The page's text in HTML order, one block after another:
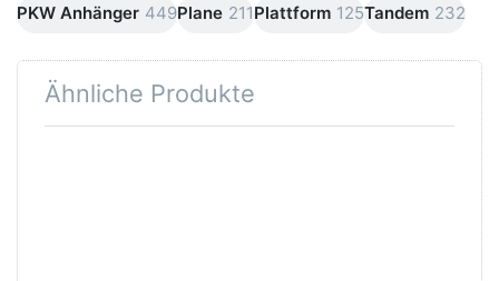
PKW Anhänger 449Plane 211Plattform 125Tandem 232
Ähnliche Produkte